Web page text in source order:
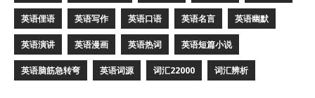
英语俚语 英语写作 英语口语 英语名言 英语幽默
英语演讲 英语漫画 英语热词 英语短篇小说
英语脑筋急转弯 英语词源 词汇22000 词汇辨析